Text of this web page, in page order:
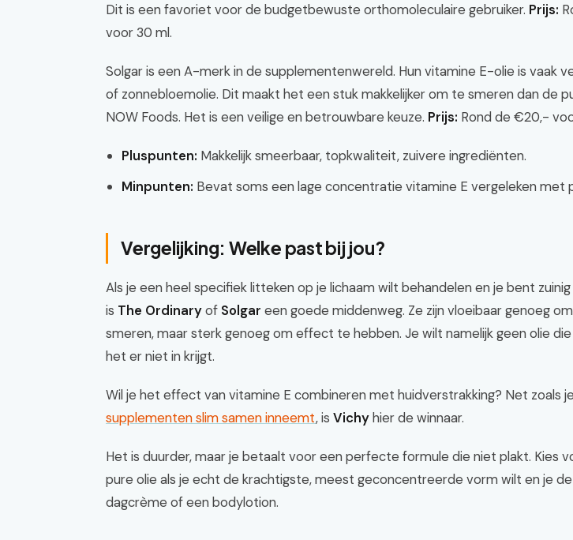
Dit is een favoriet voor de budgetbewuste orthomoleculaire gebruiker. Prijs:
voor 30 ml.
Solgar is een A-merk in de supplementenwereld. Hun vitamine E-olie is vaak
of zonnebloemolie. Dit maakt het een stuk makkelijker om te smeren dan de
NOW Foods. Het is een veilige en betrouwbare keuze. Prijs: Rond de €20,-
Pluspunten: Makkelijk smeerbaar, topkwaliteit, zuivere ingrediënten.
Minpunten: Bevat soms een lage concentratie vitamine E vergeleken met
Vergelijking: Welke past bij jou?
Als je een heel specifiek litteken op je lichaam wilt behandelen en je bent
is The Ordinaryof Solgar een goede middenweg. Ze zijn vloeibaar genoeg
smeren, maar sterk genoeg om effect te hebben. Je wilt namelijk geen olie
het er niet in krijgt.
Wil je het effect van vitamine E combineren met huidverstrakking? Net zoals
supplementen slim samen inneemt, is Vichyhier de winnaar.
Het is duurder, maar je betaalt voor een perfecte formule die niet plakt. Kies
pure olie als je echt de krachtigste, meest geconcentreerde vorm wilt en je
dagcrème of een bodylotion.